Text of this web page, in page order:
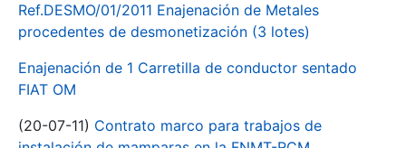
Ref.DESMO/01/2011 Enajenación de Metales
procedentes de desmonetización (3 lotes)
Enajenación de 1 Carretilla de conductor sentado
FIAT OM
(20-07-11) Contrato marco para trabajos de